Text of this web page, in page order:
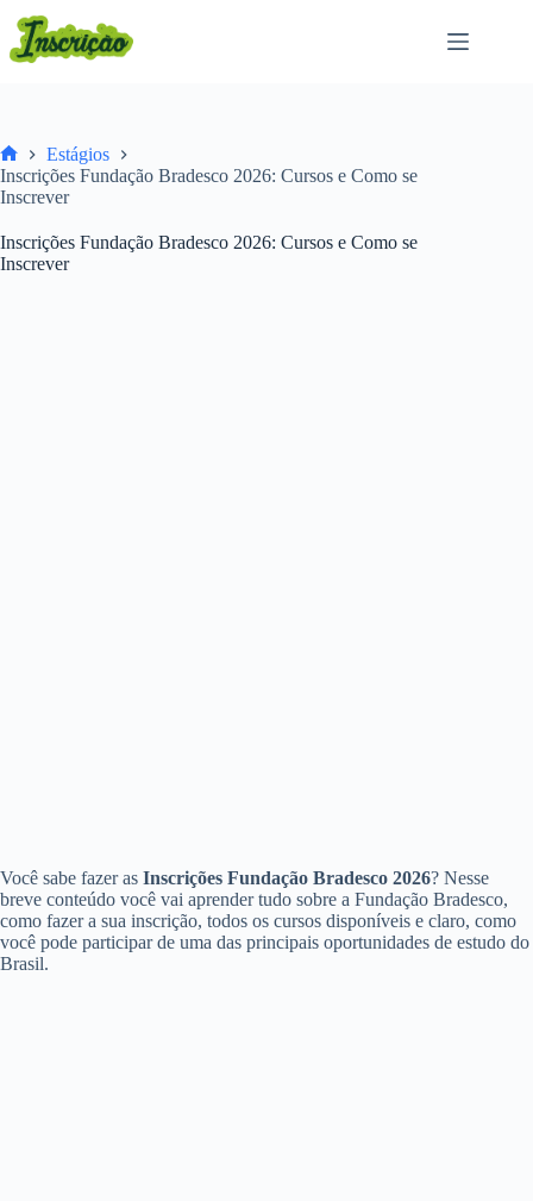
para
Home
Estágios
Inscrições Fundação Bradesco 2026: Cursos e Como se
Inscrever
Inscrições Fundação Bradesco 2026: Cursos e Como se
Inscrever
Você sabe fazer as Inscrições Fundação Bradesco 2026? Nesse
breve conteúdo você vai aprender tudo sobre a Fundação Bradesco,
como fazer a sua inscrição, todos os cursos disponíveis e claro, como
você pode participar de uma das principais oportunidades de estudo do
Brasil.